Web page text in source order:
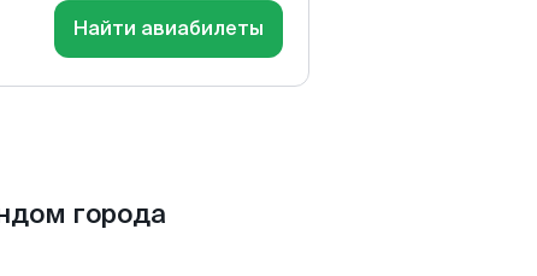
Найти авиабилеты
города